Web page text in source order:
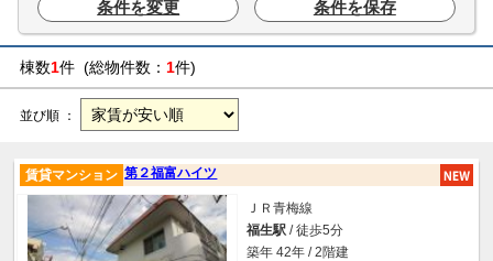
条件を変更
条件を保存
棟数1件 (総物件数： 1件)
並び順 ：
第２福富ハイツ
賃貸マンション
ＪＲ青梅線
福生駅 / 徒歩5分
築年 42年 / 2階建